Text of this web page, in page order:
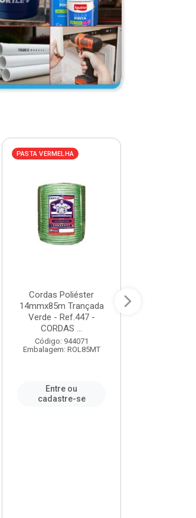
PASTA VERMELHA
Cordas Poliéster
14mmx85m Trançada
Verde - Ref.447 -
CORDAS ...
Código: 944071
Embalagem: ROL85MT
Entre ou
cadastre-se